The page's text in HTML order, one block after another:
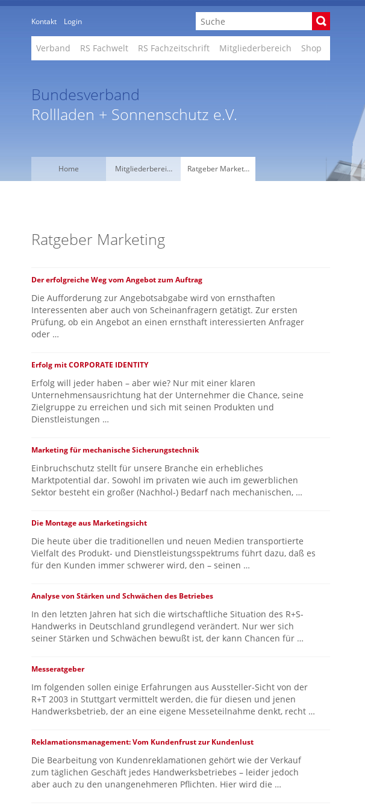
Kontakt Login
Verband RS Fachwelt RS Fachzeitschrift Mitgliederbereich Shop
Bundesverband
Rollladen + Sonnenschutz e.V.
Home Mitgliederberei… Ratgeber Market…
Ratgeber Marketing
Der erfolgreiche Weg vom Angebot zum Auftrag
Die Aufforderung zur Angebotsabgabe wird von ernsthaften
Interessenten aber auch von Scheinanfragern getätigt. Zur ersten
Prüfung, ob ein Angebot an einen ernsthaft interessierten Anfrager
oder …
Erfolg mit CORPORATE IDENTITY
Erfolg will jeder haben – aber wie? Nur mit einer klaren
Unternehmensausrichtung hat der Unternehmer die Chance, seine
Zielgruppe zu erreichen und sich mit seinen Produkten und
Dienstleistungen …
Marketing für mechanische Sicherungstechnik
Einbruchschutz stellt für unsere Branche ein erhebliches
Marktpotential dar. Sowohl im privaten wie auch im gewerblichen
Sektor besteht ein großer (Nachhol-) Bedarf nach mechanischen, …
Die Montage aus Marketingsicht
Die heute über die traditionellen und neuen Medien transportierte
Vielfalt des Produkt- und Dienstleistungsspektrums führt dazu, daß es
für den Kunden immer schwerer wird, den – seinen …
Analyse von Stärken und Schwächen des Betriebes
In den letzten Jahren hat sich die wirtschaftliche Situation des R+S-
Handwerks in Deutschland grundlegend verändert. Nur wer sich
seiner Stärken und Schwächen bewußt ist, der kann Chancen für …
Messeratgeber
Im folgenden sollen einige Erfahrungen aus Aussteller-Sicht von der
R+T 2003 in Stuttgart vermittelt werden, die für diesen und jenen
Handwerksbetrieb, der an eine eigene Messeteilnahme denkt, recht …
Reklamationsmanagement: Vom Kundenfrust zur Kundenlust
Die Bearbeitung von Kundenreklamationen gehört wie der Verkauf
zum täglichen Geschäft jedes Handwerksbetriebes – leider jedoch
aber auch zu den unangenehmeren Pflichten. Hier wird die …